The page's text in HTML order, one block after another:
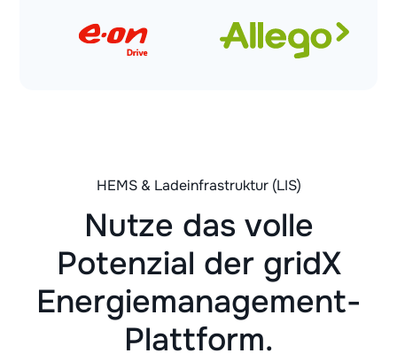
HEMS & Ladeinfrastruktur (LIS)
Nutze das volle
Potenzial der gridX
Energiemanagement-
Plattform.